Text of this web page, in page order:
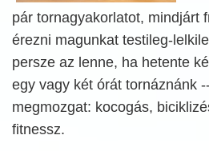
pár tornagyakorlatot, mindjárt
érezni magunkat testileg-
persze az lenne, ha hetente
egy vagy két órát tornáznánk
megmozgat: kocogás,
fitnessz.